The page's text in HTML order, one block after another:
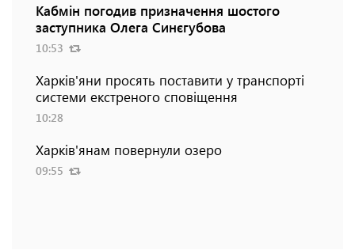
Кабмін погодив призначення шостого
заступника Олега Синєгубова
10:53
Харків'яни просять поставити у транспорті
системи екстреного сповіщення
10:28
Харків'янам повернули озеро
09:55